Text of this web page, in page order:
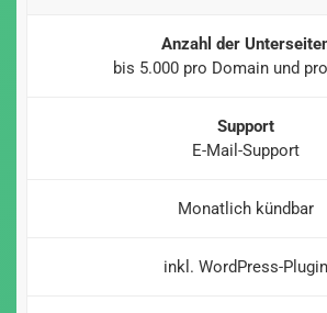
Anzahl der
bis 5.000 pro Domain und
Support
E-Mail-Support
Monatlich kündbar
inkl. WordPress-Plugin